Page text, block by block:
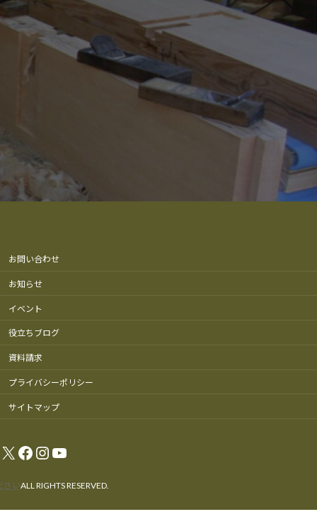
お問い合わせ
お知らせ
イベント
役立ちブログ
資料請求
プライバシーポリシー
サイトマップ
X Facebook
Instagram
YouTube
さいALL RIGHTS RESERVED.